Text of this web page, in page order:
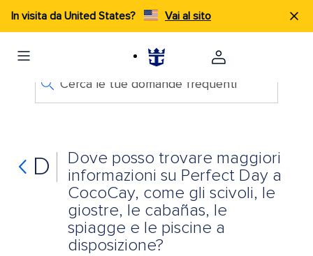
In visita da United States? Vai al sito
Cerca le tue domande frequenti
D
Dove posso trovare maggiori
informazioni su Perfect Day a
CocoCay, come gli scivoli, le
giostre, le cabañas, le
spiagge e le piscine a
disposizione?